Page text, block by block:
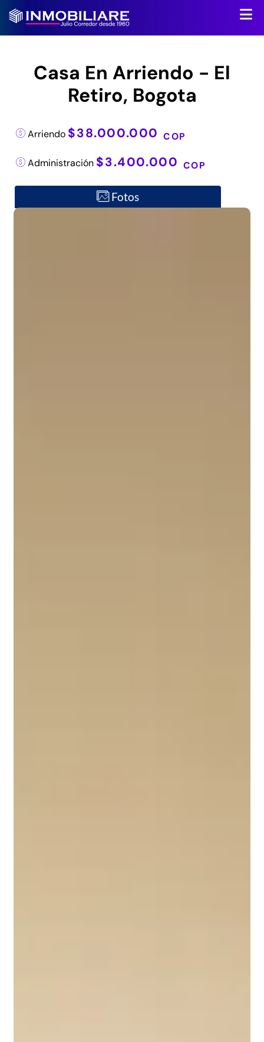
Casa En Arriendo - El
Retiro, Bogota
Arriendo $38.000.000COP
Administración $3.400.000 COP
Fotos